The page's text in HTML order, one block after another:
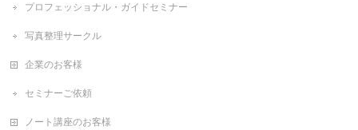
プロフェッショナル・ガイドセミナー
写真整理サークル
企業のお客様
セミナーご依頼
ノート講座のお客様